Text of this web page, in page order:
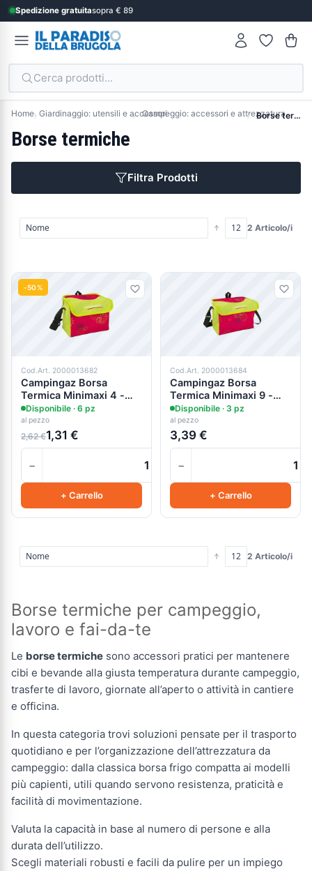
Spedizione gratuitasopra € 89
Cerca prodotti...
Home Giardinaggio: utensili e accessoriCampeggio: accessori e attrezzatura Borse termiche
Borse termiche
Filtra Prodotti
2 Articolo/i
Prodotti
-50%
Cod.Art. 2000013682
Campingaz Borsa
Termica Minimaxi 4 -
Pink Daisy
Disponibile · 6 pz
al pezzo
2,62 €1,31 €
−
+ Carrello
Cod.Art. 2000013684
Campingaz Borsa
Termica Minimaxi 9 -
Pink Daisy
Disponibile · 3 pz
al pezzo
3,39 €
−
+ Carrello
2 Articolo/i
Borse termiche per campeggio,
lavoro e fai-da-te
Le borse termiche sono accessori pratici per mantenere
cibi e bevande alla giusta temperatura durante campeggio,
trasferte di lavoro, giornate all’aperto o attività in cantiere
e officina.
In questa categoria trovi soluzioni pensate per il trasporto
quotidiano e per l’organizzazione dell’attrezzatura da
campeggio: dalla classica borsa frigo compatta ai modelli
più capienti, utili quando servono resistenza, praticità e
facilità di movimentazione.
Valuta la capacità in base al numero di persone e alla
durata dell’utilizzo.
Scegli materiali robusti e facili da pulire per un impiego